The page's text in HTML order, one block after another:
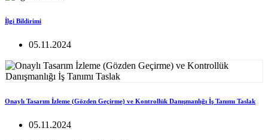
İlgi Bildirimi
05.11.2024
Onaylı Tasarım İzleme (Gözden Geçirme) ve Kontrollük Danışmanlığı İş Tanımı Taslak
05.11.2024